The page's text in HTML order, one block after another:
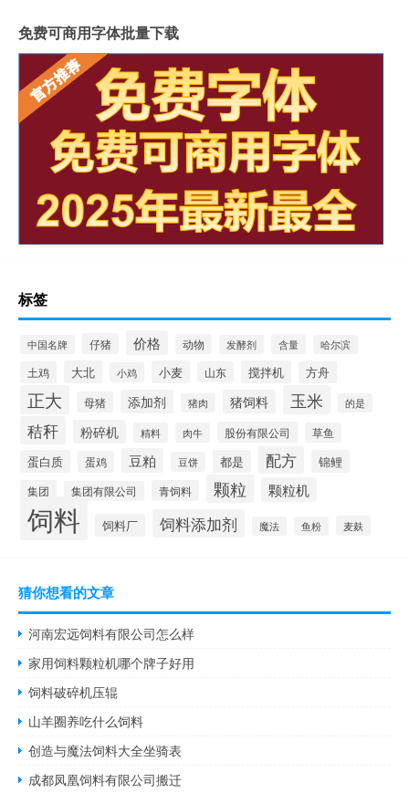
免费可商用字体批量下载
标签
中国名牌 仔猪 价格 动物 发酵剂 含量 哈尔滨
土鸡 大北 小鸡 小麦 山东 搅拌机 方舟
正大 母猪 添加剂 猪肉 猪饲料 玉米 的是
秸秆 粉碎机 精料 肉牛 股份有限公司 草鱼
蛋白质 蛋鸡 豆粕 豆饼 都是 配方 锦鲤
集团 集团有限公司 青饲料 颗粒 颗粒机
饲料 饲料厂 饲料添加剂 魔法 鱼粉 麦麸
猜你想看的文章
河南宏远饲料有限公司怎么样
家用饲料颗粒机哪个牌子好用
饲料破碎机压辊
山羊圈养吃什么饲料
创造与魔法饲料大全坐骑表
成都凤凰饲料有限公司搬迁